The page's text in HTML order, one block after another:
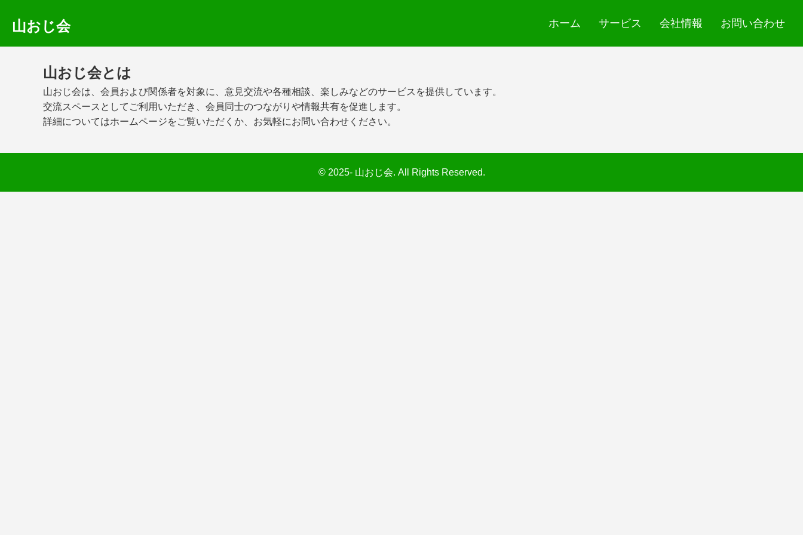
山おじ会 ホーム サービス 会社情報 お問い合わせ
山おじ会とは
山おじ会は、会員および関係者を対象に、意見交流や各種相談、楽しみなどのサービスを提供しています。
交流スペースとしてご利用いただき、会員同士のつながりや情報共有を促進します。
詳細についてはホームページをご覧いただくか、お気軽にお問い合わせください。
© 2025- 山おじ会. All Rights Reserved.